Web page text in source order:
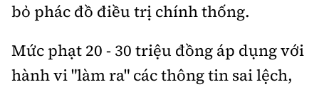
bỏ phác đồ điều trị chính thống.
Mức phạt 20 - 30 triệu đồng áp dụng với
hành vi "làm ra" các thông tin sai lệch,